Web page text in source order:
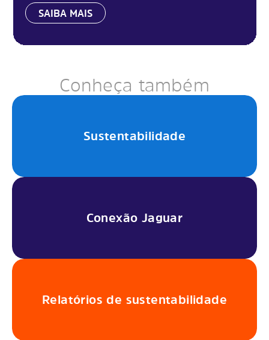
SAIBA MAIS
Conheça também
Sustentabilidade
Conexão Jaguar
Relatórios de sustentabilidade